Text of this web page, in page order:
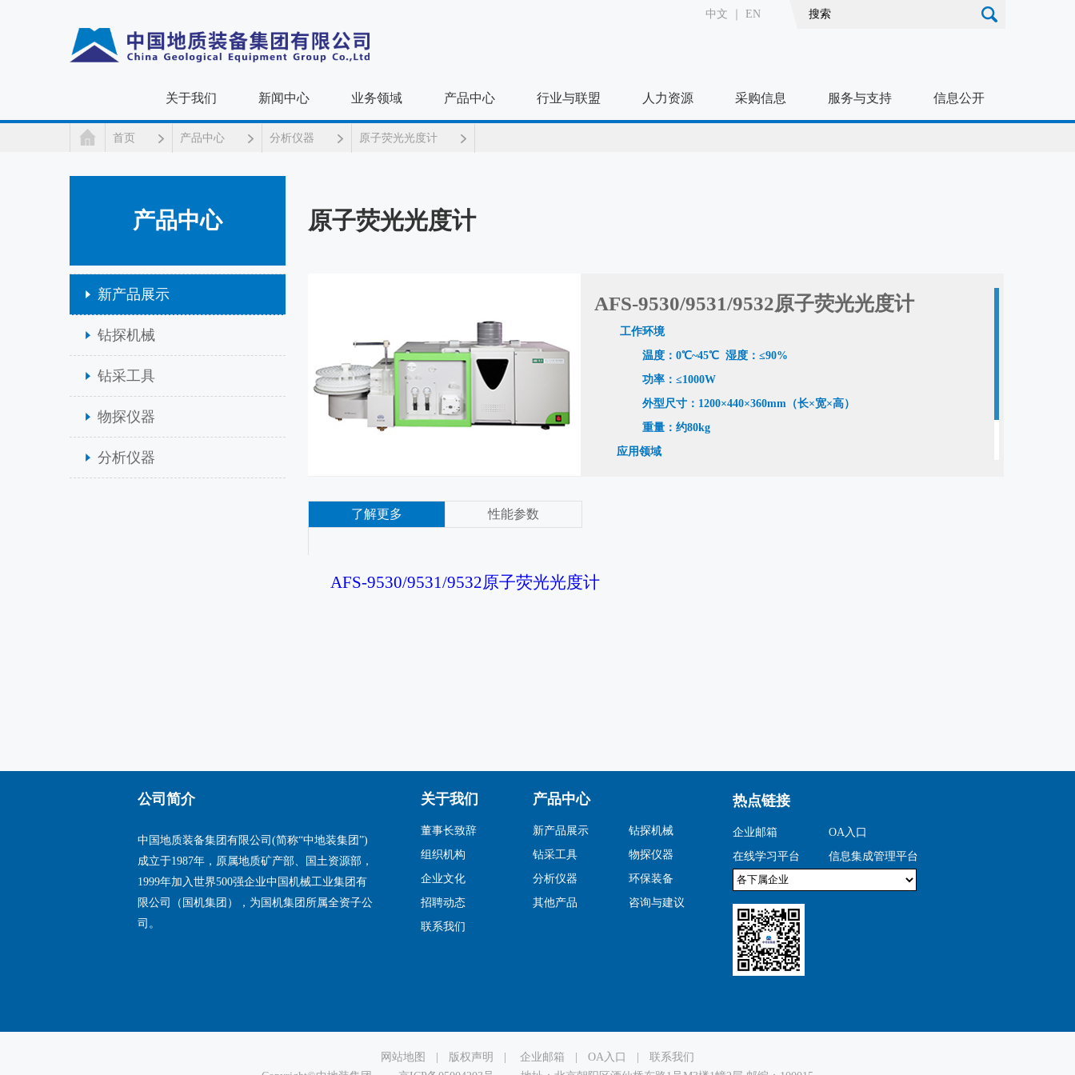
中文 EN
关于我们 新闻中心 业务领域 产品中心 行业与联盟 人力资源 采购信息 服务与支持 信息公开
首页 产品中心 分析仪器 原子荧光光度计
产品中心
新产品展示
钻探机械
钻采工具
物探仪器
分析仪器
原子荧光光度计
AFS-9530/9531/9532原子荧光光度计
工作环境
温度：0℃~45℃ 湿度：≤90%
功率：≤1000W
外型尺寸：1200×440×360mm（长×宽×高）
重量：约80kg
应用领域
了解更多 性能参数
AFS-9530/9531/9532原子荧光光度计
公司简介
中国地质装备集团有限公司(简称“中地装集团”)
成立于1987年，原属地质矿产部、国土资源部，
1999年加入世界500强企业中国机械工业集团有
限公司（国机集团），为国机集团所属全资子公
司。
关于我们
董事长致辞
组织机构
企业文化
招聘动态
联系我们
产品中心
新产品展示
钻探机械
钻采工具
物探仪器
分析仪器
环保装备
其他产品
咨询与建议
热点链接
企业邮箱
OA入口
在线学习平台
信息集成管理平台
网站地图 版权声明 企业邮箱 OA入口
联系我们